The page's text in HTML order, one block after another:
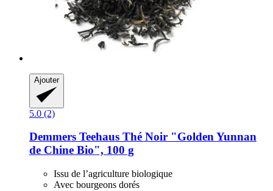
Ajouter
5.0 (2)
Demmers Teehaus Thé Noir "Golden Yunnan
de Chine Bio", 100 g
Issu de l’agriculture biologique
Avec bourgeons dorés